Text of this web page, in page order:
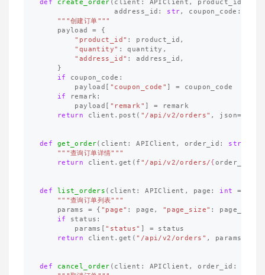
def create_order ( client : APIClient , product_id
address_id : str, coupon_code :
"""创建订单"""
payload
=
{
"product_id" : product_id ,
"quantity" : quantity ,
"address_id" : address_id ,
}
if
coupon_code :
payload
"coupon_code" =
coupon_code
if
remark :
payload
"remark" =
remark
return
client . post ( "/api/v2/orders" , json=
def get_order( client : APIClient , order_id : str
"""查询订单详情"""
return
client . get ( f "/api/v2/orders/{ order_id
def list_orders ( client : APIClient , page : int =
"""查询订单列表"""
params
= { "page" : page , "page_size" : page_size
if
status :
params
"status" =
status
return
client . get ( "/api/v2/orders" , params
def cancel_order ( client : APIClient , order_id :